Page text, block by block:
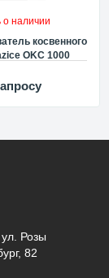
о наличии
косвенного
OKC 1000
ул. Розы
82